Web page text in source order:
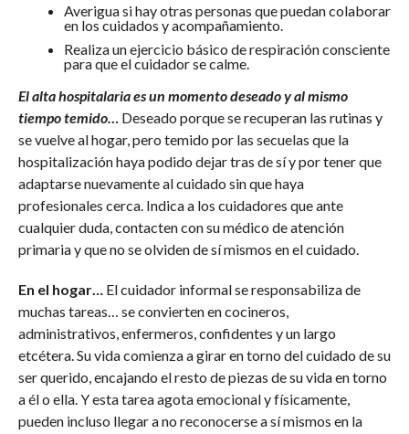
Averigua si hay otras personas que puedan colaborar
en los cuidados y acompañamiento.
Realiza un ejercicio básico de respiración consciente
para que el cuidador se calme.
El alta hospitalaria es un momento deseado y al mismo
tiempo temido…
Deseado porque se recuperan las rutinas y
se vuelve al hogar, pero temido por las secuelas que la
hospitalización haya podido dejar tras de sí y por tener que
adaptarse nuevamente al cuidado sin que haya
profesionales cerca. Indica a los cuidadores que ante
cualquier duda, contacten con su médico de atención
primaria y que no se olviden de sí mismos en el cuidado.
En el hogar…
El cuidador informal se responsabiliza de
muchas tareas… se convierten en cocineros,
administrativos, enfermeros, confidentes y un largo
etcétera. Su vida comienza a girar en torno del cuidado de su
ser querido, encajando el resto de piezas de su vida en torno
a él o ella. Y esta tarea agota emocional y físicamente,
pueden incluso llegar a no reconocerse a sí mismos en la